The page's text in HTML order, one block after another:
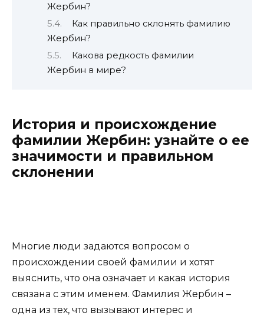
Жербин?
Как правильно склонять фамилию
Жербин?
Какова редкость фамилии
Жербин в мире?
История и происхождение
фамилии Жербин: узнайте о ее
значимости и правильном
склонении
Многие люди задаются вопросом о
происхождении своей фамилии и хотят
выяснить, что она означает и какая история
связана с этим именем. Фамилия Жербин –
одна из тех, что вызывают интерес и